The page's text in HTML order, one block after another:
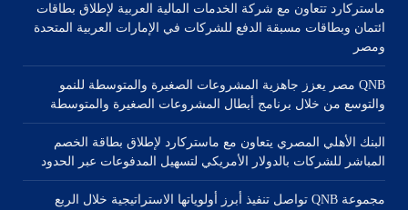
ماستركارد تتعاون مع شركة الخدمات المالية العربية لإطلاق بطاقات
ائتمان وبطاقات مسبقة الدفع للشركات في الإمارات العربية المتحدة
ومصر
QNB مصر يعزز جاهزية المشروعات الصغيرة والمتوسطة للنمو
والتوسع من خلال برنامج أبطال المشروعات الصغيرة والمتوسطة
البنك الأهلي المصري يتعاون مع ماستركارد لإطلاق بطاقة الخصم
المباشر للشركات بالدولار الأمريكي لتسهيل المدفوعات عبر الحدود
مجموعة QNB تواصل تنفيذ أبرز أولوياتها الاستراتيجية خلال الربع